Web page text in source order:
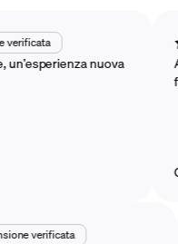
verificata
un’esperienza nuova